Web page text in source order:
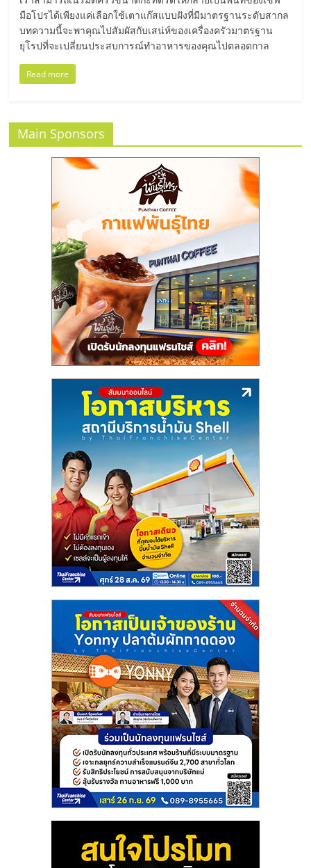
รน
ไชส์,
ที่
ปรึกษา
แฟ
ไชส์,
รวม
แฟ
ไชส์
ขาย
แฟ
ไชส์
ไชส์
ขาย
บ้าน
ลงทุน
มือโปรได้เพียงแค่เลือกใช้เตาแก๊สแบบฝังที่มีมาตรฐานระดับสากล
บทความนี้จะพาคุณไปสัมผัสกับเสน่ห์ของเครื่องครัวมาตรฐาน
ยุโรปที่จะเปลี่ยนประสบการณ์ทำอาหารของคุณไปตลอดกาล
Read more
Main Sponsors